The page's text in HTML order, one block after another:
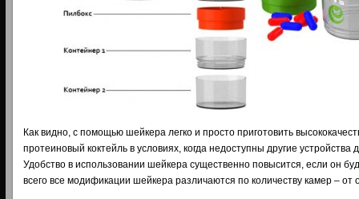
Как видно, с помощью шейкера легко и просто приготовить
протеиновый коктейль в условиях, когда недоступны другие устройства
Удобство в использовании шейкера существенно повысится, если он
всего все модификации шейкера различаются по количеству камер – от